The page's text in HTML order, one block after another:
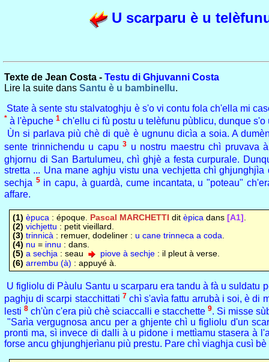
U scarparu è u
Texte de Jean Costa - Testu di Ghjuvanni Costa
Lire la suite dans Santu è u bambinellu.
State à sente stu stalvatoghju è s'o vi contu fola ch'ella mi
* à l'èpuche 1 ch'ellu ci fù postu u telèfunu pùblicu, dunque
Ùn si parlava più chè di què è ugnunu dicìa a soia. A
sente trinnichendu u capu 3 u nostru maestru chì pruvava
ghjornu di San Bartulumeu, chì ghjè a festa curpurale.
stretta ... Una mane aghju vistu una vechjetta chì
sechja 5in capu, à guardà, cume incantata, u "poteau"
affare.
(1) èpuca : époque. Pascal MARCHETTI dit èpica dans [A1]
(2) vichjettu : petit vieillard.
(3) trinnicà : remuer, dodeliner : u cane trinneca a coda
(4) nu = innu : dans.
(5) a sechja : seau piove à sechje: il pleut à verse.
(6) arrembu (à) : appuyé à.
U figliolu di Pàulu Santu u scarparu era tandu à fà u suldatu
paghju di scarpi stacchittati 7 chì s'avìa fattu arrubà i soi, è di
lesti 8 ch'ùn c'era più chè sciaccalli e stacchette 9. Si misse
"Sarìa vergugnosa ancu per a ghjente chì u figliolu d'un
pronti ma, sì invece di dalli à u pidone i mettìamu stasera à
forse ancu ghjunghjerìanu più prestu. Pare chì viaghja cusì